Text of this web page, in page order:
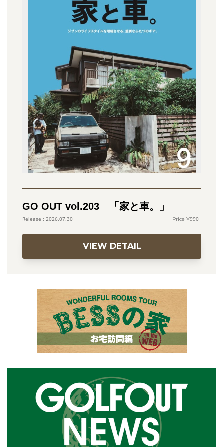
GO OUT vol.203 「家と車。」
2026.07.30 990
VIEW DETAIL